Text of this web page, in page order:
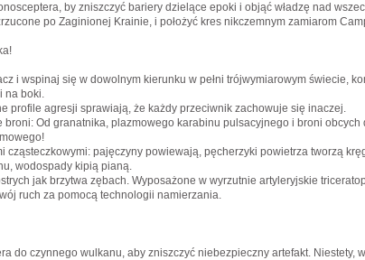
by zniszczyć bariery dzielące epoki i objąć władzę nad
po Zaginionej Krainie, i położyć kres nikczemnym zamiarom
i wspinaj się w dowolnym kierunku w pełni trójwymiarowym świecie,
na boki.
profile agresji sprawiają, że każdy przeciwnik zachowuje się inaczej.
Od granatnika, plazmowego karabinu pulsacyjnego i broni
pajęczyny powiewają, pęcherzyki powietrza tworzą
wodospady kipią pianą.
jak brzytwa zębach. Wyposażone w wyrzutnie artyleryjskie
ruch za pomocą technologii namierzania.
do czynnego wulkanu, aby zniszczyć niebezpieczny artefakt. Niestety,